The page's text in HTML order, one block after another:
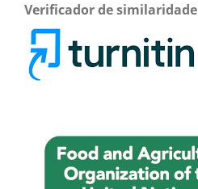
Verificador de similaridade